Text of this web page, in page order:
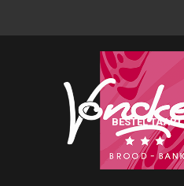
BESTEL TAART